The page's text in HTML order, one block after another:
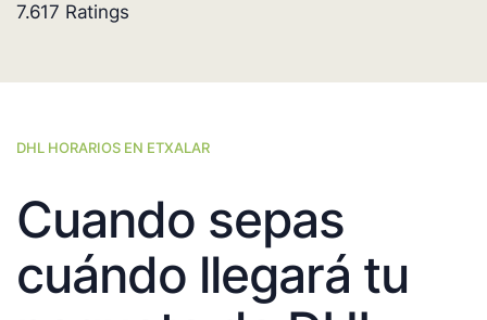
7.617 Ratings
DHL HORARIOS EN ETXALAR
Cuando sepas
cuándo llegará tu